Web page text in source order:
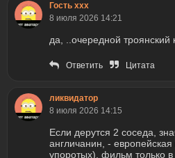
Гость xxx
8 июля 2026 14:21
да, ..очередной троянский
Ответить Цитата
ликвидатор
8 июля 2026 14:15
Если дерутся 2 соседа,
англичанин, -
упоротых). фильм только